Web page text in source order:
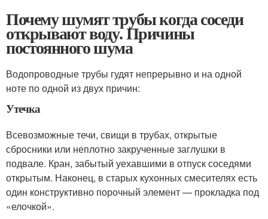
Почему шумят трубы когда соседи
открывают воду. Причины
постоянного шума
Водопроводные трубы гудят непрерывно и на одной
ноте по одной из двух причин:
Утечка
Всевозможные течи, свищи в трубах, открытые
сбросники или неплотно закрученные заглушки в
подвале. Кран, забытый уехавшими в отпуск соседями
открытым. Наконец, в старых кухонных смесителях есть
один конструктивно порочный элемент — прокладка под
«елочкой».